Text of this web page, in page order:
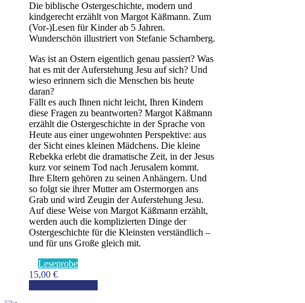
Die biblische Ostergeschichte, modern und
kindgerecht erzählt von Margot Käßmann. Zum
(Vor-)Lesen für Kinder ab 5 Jahren.
Wunderschön illustriert von Stefanie Scharnberg.
Was ist an Ostern eigentlich genau passiert? Was
hat es mit der Auferstehung Jesu auf sich? Und
wieso erinnern sich die Menschen bis heute
daran?
Fällt es auch Ihnen nicht leicht, Ihren Kindern
diese Fragen zu beantworten? Margot Käßmann
erzählt die Ostergeschichte in der Sprache von
Heute aus einer ungewohnten Perspektive: aus
der Sicht eines kleinen Mädchens. Die kleine
Rebekka erlebt die dramatische Zeit, in der Jesus
kurz vor seinem Tod nach Jerusalem kommt.
Ihre Eltern gehören zu seinen Anhängern. Und
so folgt sie ihrer Mutter am Ostermorgen ans
Grab und wird Zeugin der Auferstehung Jesu.
Auf diese Weise von Margot Käßmann erzählt,
werden auch die komplizierten Dinge der
Ostergeschichte für die Kleinsten verständlich –
und für uns Große gleich mit.
Leseprobe
15,00 €